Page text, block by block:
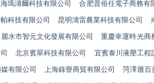
瑪濤爾科技有限公司 合肥普俗任電子商務有
科技有限公司 昆明濤雷農業科技有限公司
麗水市智元文化發展有限公司 重慶幸運時光商
北京賓翠科技有限公司 宜賓泰川液壓工程
有限公司 上海錄譽商貿有限公司 菏澤匯百